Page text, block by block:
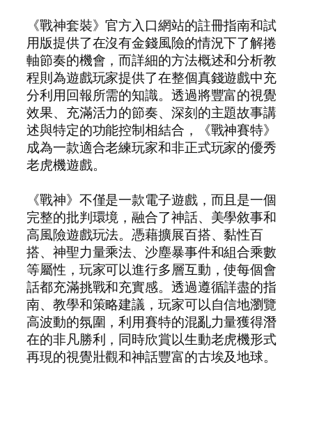
《戰神套裝》官方入口網站的註冊指南和試
用版提供了在沒有金錢風險的情況下了解捲
軸節奏的機會，而詳細的方法概述和分析教
程則為遊戲玩家提供了在整個真錢遊戲中充
分利用回報所需的知識。透過將豐富的視覺
效果、充滿活力的節奏、深刻的主題故事講
述與特定的功能控制相結合，《戰神賽特》
成為一款適合老練玩家和非正式玩家的優秀
老虎機遊戲。
《戰神》不僅是一款電子遊戲，而且是一個
完整的批判環境，融合了神話、美學敘事和
高風險遊戲玩法。憑藉擴展百搭、黏性百
搭、神聖力量乘法、沙塵暴事件和組合乘數
等屬性，玩家可以進行多層互動，使每個會
話都充滿挑戰和充實感。透過遵循詳盡的指
南、教學和策略建議，玩家可以自信地瀏覽
高波動的氛圍，利用賽特的混亂力量獲得潛
在的非凡勝利，同時欣賞以生動老虎機形式
再現的視覺壯觀和神話豐富的古埃及地球。